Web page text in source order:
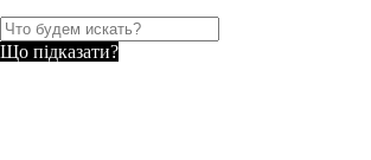
Що підказати?